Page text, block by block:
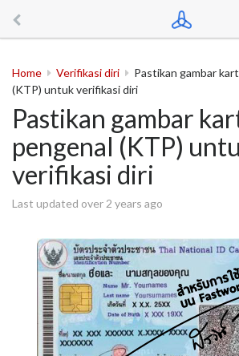
Home Verifikasi diri
Pastikan gambar
(KTP) untuk verifikasi diri
Pastikan gambar
pengenal (KTP)
verifikasi diri
Last updated over 2 years ago